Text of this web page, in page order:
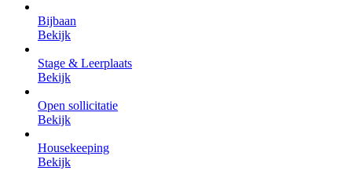
Bijbaan
Bekijk
Stage & Leerplaats
Bekijk
Open sollicitatie
Bekijk
Housekeeping
Bekijk